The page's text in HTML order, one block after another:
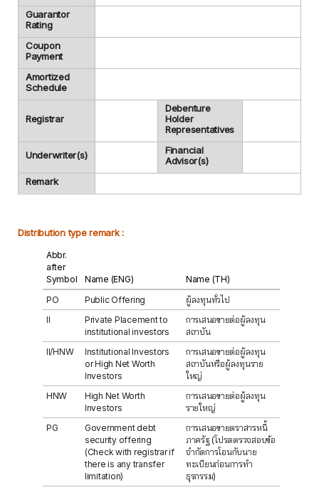
Guarantor
Rating
Coupon
Payment
Amortized
Schedule
Registrar
Debenture
Holder
Representatives
Underwriter(s)
Financial
Advisor(s)
Remark
Distribution type remark :
Abbr.
after
Symbol
Name (ENG)
Name (TH)
PO
Public Offering
ผู้ลงทุนทั่วไป
II
Private Placement to
institutional investors
การเสนอขายต่อผู้ลงทุน
สถาบัน
II/HNW
Institutional Investors
or High Net Worth
Investors
การเสนอขายต่อผู้ลงทุน
สถาบันหรือผู้ลงทุนราย
ใหญ่
HNW
High Net Worth
Investors
การเสนอขายต่อผู้ลงทุน
รายใหญ่
PG
Government debt
security offering
(Check with registrar if
there is any transfer
limitation)
การเสนอขายตราสารหนี้
ภาครัฐ (โปรดตรวจสอบข้อ
จำกัดการโอนกับนาย
ทะเบียนก่อนการทำ
ธุรกรรม)